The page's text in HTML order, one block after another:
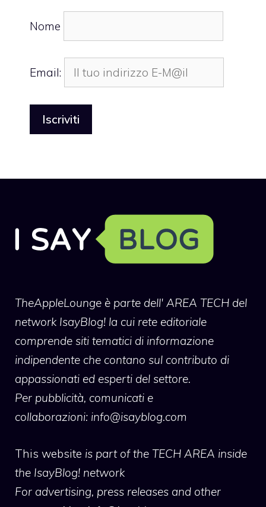
Nome
Email:
TheAppleLounge è parte dell' AREA TECH del
network IsayBlog! la cui rete editoriale
comprende siti tematici di informazione
indipendente che contano sul contributo di
appassionati ed esperti del settore.
Per pubblicità, comunicati e
collaborazioni: info@isayblog.com
This website is part of the TECH AREA inside
the IsayBlog! network
For advertising, press releases and other